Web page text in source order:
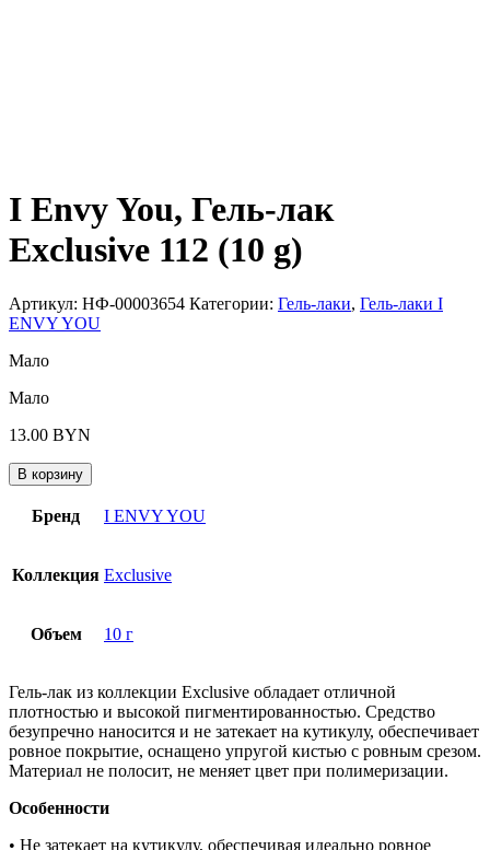
I Envy You, Гель-лак
Exclusive 112 (10 g)
Артикул: НФ-00003654 Категории: Гель-лаки, Гель-лаки I
ENVY YOU
Мало
Мало
13.00 BYN
В корзину
Бренд I ENVY YOU
Коллекция Exclusive
Объем 10 г
Гель-лак из коллекции Exclusive обладает отличной
плотностью и высокой пигментированностью. Средство
безупречно наносится и не затекает на кутикулу, обеспечивает
ровное покрытие, оснащено упругой кистью с ровным срезом.
Материал не полосит, не меняет цвет при полимеризации.
Особенности
• Не затекает на кутикулу, обеспечивая идеально ровное